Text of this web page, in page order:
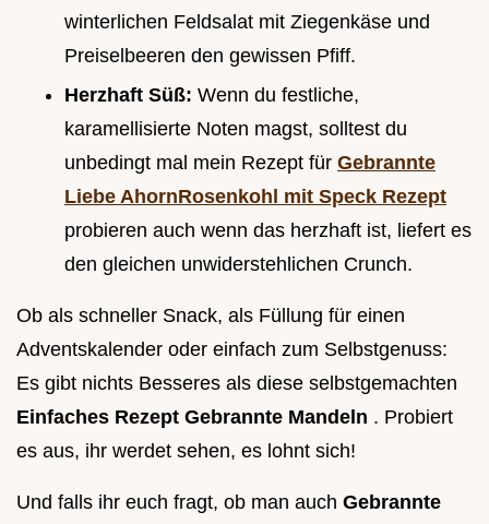
winterlichen Feldsalat mit Ziegenkäse und
Preiselbeeren den gewissen Pfiff.
Herzhaft Süß: Wenn du festliche,
karamellisierte Noten magst, solltest du
unbedingt mal mein Rezept für Gebrannte
Liebe AhornRosenkohl mit Speck Rezept
probieren auch wenn das herzhaft ist, liefert es
den gleichen unwiderstehlichen Crunch.
Ob als schneller Snack, als Füllung für einen
Adventskalender oder einfach zum Selbstgenuss:
Es gibt nichts Besseres als diese selbstgemachten
Einfaches Rezept Gebrannte Mandeln . Probiert
es aus, ihr werdet sehen, es lohnt sich!
Und falls ihr euch fragt, ob man auch Gebrannte